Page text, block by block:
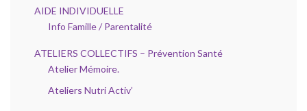
AIDE INDIVIDUELLE
Info Famille / Parentalité
ATELIERS COLLECTIFS – Prévention Santé
Atelier Mémoire.
Ateliers Nutri Activ’